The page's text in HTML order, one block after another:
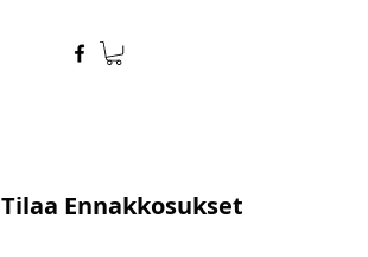
Tilaa Ennakkosukset